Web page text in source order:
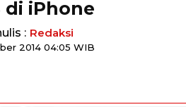
di iPhone
: Redaksi
2014 04:05 WIB